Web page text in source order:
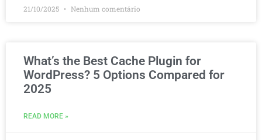
21/10/2025 Nenhum comentário
What’s the Best Cache Plugin for
WordPress? 5 Options Compared for
2025
READ MORE »